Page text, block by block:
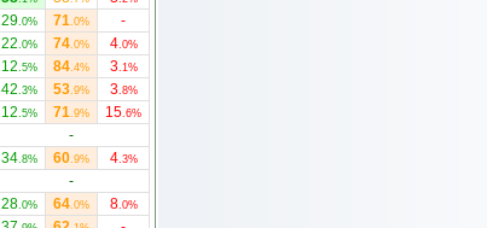
29.0% 71.0%
-
22.0% 74.0% 4.0%
12.5% 84.4% 3.1%
42.3% 53.9% 3.8%
12.5% 71.9% 15.6%
-
34.8% 60.9% 4.3%
-
28.0% 64.0% 8.0%